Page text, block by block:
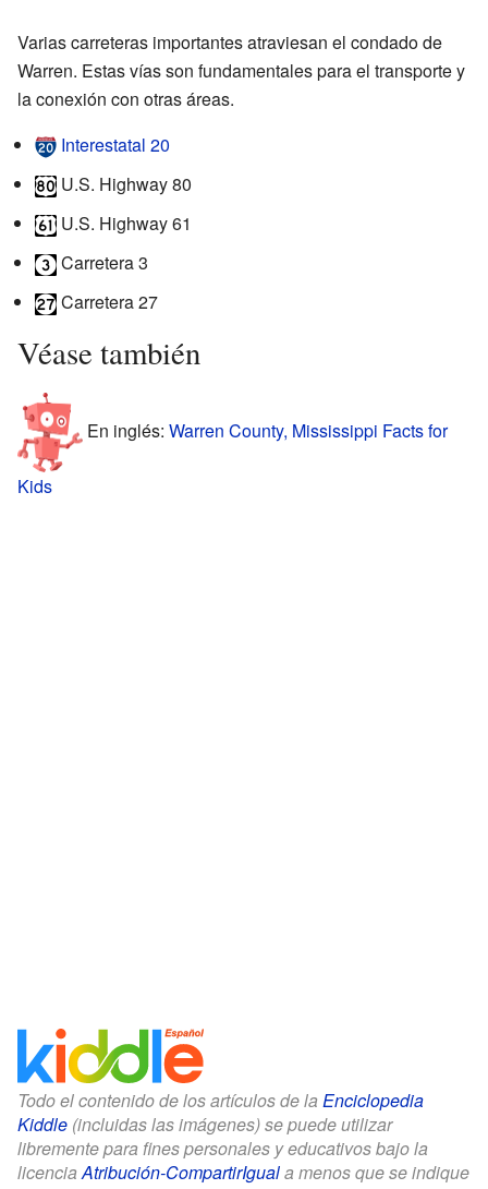
Varias carreteras importantes atraviesan el condado de
Warren. Estas vías son fundamentales para el transporte y
la conexión con otras áreas.
Interestatal 20
U.S. Highway 80
U.S. Highway 61
Carretera 3
Carretera 27
Véase también
En inglés: Warren County, Mississippi Facts for
Kids
Todo el contenido de los artículos de la Enciclopedia
Kiddle (incluidas las imágenes) se puede utilizar
libremente para fines personales y educativos bajo la
licenciaAtribución-CompartirIguala menos que se indique